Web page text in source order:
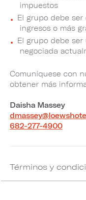
impuestos​​​​​​​
El grupo debe
ingresos o más
El grupo debe
negociada
Comuníquese con
obtener más
Daisha Massey
682-277-4900
Términos y